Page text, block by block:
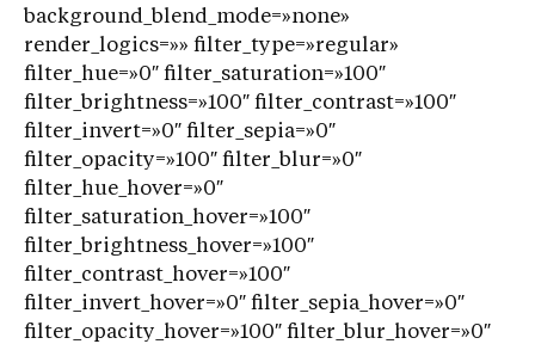
background_blend_mode=»none»
render_logics=»» filter_type=»regular»
filter_hue=»0″ filter_saturation=»100″
filter_brightness=»100″ filter_contrast=»100″
filter_invert=»0″ filter_sepia=»0″
filter_opacity=»100″ filter_blur=»0″
filter_hue_hover=»0″
filter_saturation_hover=»100″
filter_brightness_hover=»100″
filter_contrast_hover=»100″
filter_invert_hover=»0″ filter_sepia_hover=»0″
filter_opacity_hover=»100″ filter_blur_hover=»0″